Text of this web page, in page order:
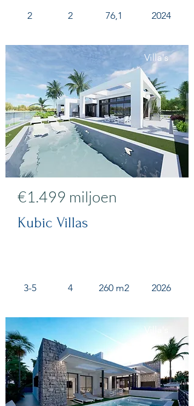
2 2 76,1 2024
Villa's
€1.499 miljoen
Kubic Villas
3-5 4 260 m2 2026
Villa's